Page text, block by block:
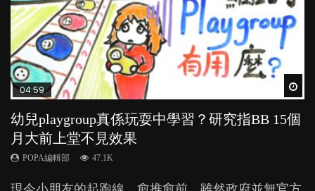
04:59
幼兒playgroup真係玩耍中學習？研究指BB 15個
月大前上堂不見效果
POPA編輯部 47.1K
03:39
幼稚園遊戲課 如何刺激幼兒自發學習取代獎勵
與懲罰？
POPA編輯部 33.1K
03:02
老公患產後憂鬱症對BB的影響
POPA編輯部 15.9K
04:06
全職好？在職好？｜全職媽媽與在職媽媽的壓
力與價值
POPA編輯部 25.8K
03:41
BB口腔期乜都放入口，父母該制止還是放手？
POPA編輯部 25.5K